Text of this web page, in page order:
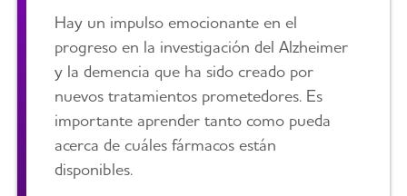
Hay un impulso emocionante en el
progreso en la investigación del Alzheimer
y la demencia que ha sido creado por
nuevos tratamientos prometedores. Es
importante aprender tanto como pueda
acerca de cuáles fármacos están
disponibles.